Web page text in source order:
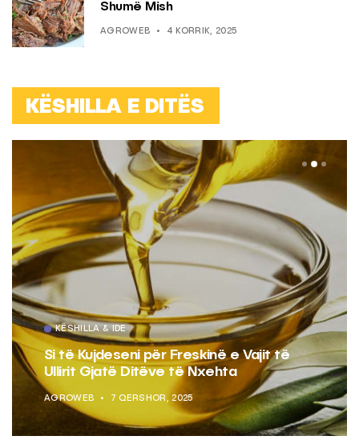
Shumë Mish
AGROWEB 4 KORRIK, 2025
KËSHILLA E DITËS
KËSHILLA & IDE
Si të Kujdeseni për Freskinë e Vajit të
Ullirit Gjatë Ditëve të Nxehta
AGROWEB 7 QERSHOR, 2025